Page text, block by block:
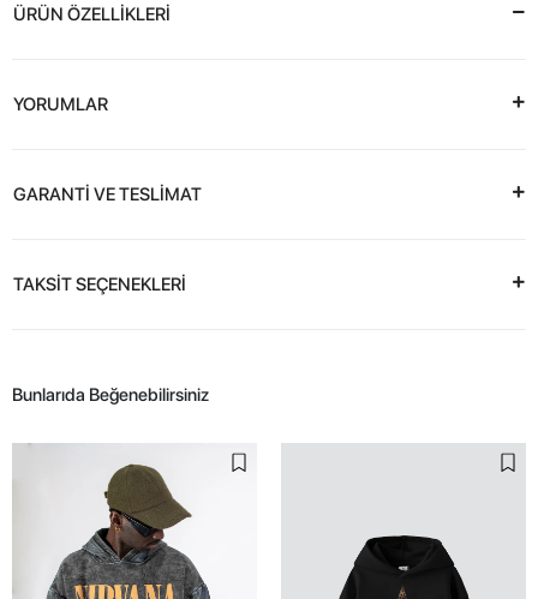
ÜRÜN ÖZELLİKLERİ
YORUMLAR
GARANTİ VE TESLİMAT
TAKSİT SEÇENEKLERİ
Bunlarıda Beğenebilirsiniz